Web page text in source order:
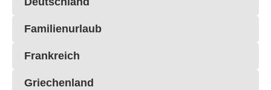
Familienurlaub
Frankreich
Griechenland